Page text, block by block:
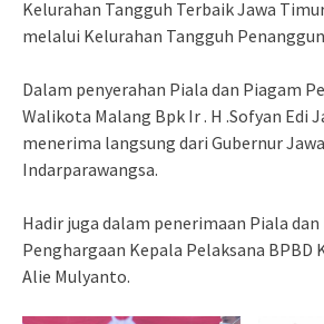
Kelurahan Tangguh Terbaik Jawa
melalui Kelurahan Tangguh
Dalam penyerahan Piala dan Piagam
Walikota Malang Bpk Ir . H .Sofyan Edi
menerima langsung dari Gubernur
Indarparawangsa.
Hadir juga dalam penerimaan Piala dan
Penghargaan Kepala Pelaksana BPBD
Alie Mulyanto.